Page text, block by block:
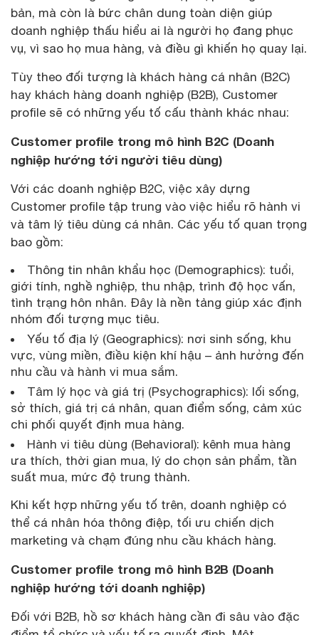
bản, mà còn là bức chân dung toàn diện giúp
doanh nghiệp thấu hiểu ai là người họ đang phục
vụ, vì sao họ mua hàng, và điều gì khiến họ quay lại.
Tùy theo đối tượng là khách hàng cá nhân (B2C)
hay khách hàng doanh nghiệp (B2B), Customer
profile sẽ có những yếu tố cấu thành khác nhau:
Customer profile trong mô hình B2C (Doanh
nghiệp hướng tới người tiêu dùng)
Với các doanh nghiệp B2C, việc xây dựng
Customer profile tập trung vào việc hiểu rõ hành vi
và tâm lý tiêu dùng cá nhân. Các yếu tố quan trọng
bao gồm:
Thông tin nhân khẩu học (Demographics): tuổi,
giới tính, nghề nghiệp, thu nhập, trình độ học vấn,
tình trạng hôn nhân. Đây là nền tảng giúp xác định
nhóm đối tượng mục tiêu.
Yếu tố địa lý (Geographics): nơi sinh sống, khu
vực, vùng miền, điều kiện khí hậu – ảnh hưởng đến
nhu cầu và hành vi mua sắm.
Tâm lý học và giá trị (Psychographics): lối sống,
sở thích, giá trị cá nhân, quan điểm sống, cảm xúc
chi phối quyết định mua hàng.
Hành vi tiêu dùng (Behavioral): kênh mua hàng
ưa thích, thời gian mua, lý do chọn sản phẩm, tần
suất mua, mức độ trung thành.
Khi kết hợp những yếu tố trên, doanh nghiệp có
thể cá nhân hóa thông điệp, tối ưu chiến dịch
marketing và chạm đúng nhu cầu khách hàng.
Customer profile trong mô hình B2B (Doanh
nghiệp hướng tới doanh nghiệp)
Đối với B2B, hồ sơ khách hàng cần đi sâu vào đặc